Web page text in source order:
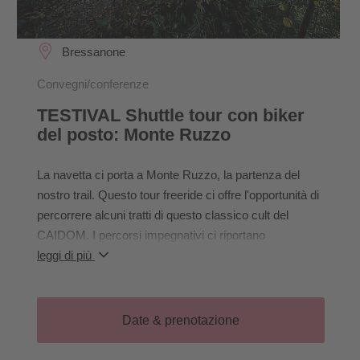
Bressanone
Convegni/conferenze
TESTIVAL Shuttle tour con biker
del posto: Monte Ruzzo
La navetta ci porta a Monte Ruzzo, la partenza del
nostro trail. Questo tour freeride ci offre l'opportunità di
percorrere alcuni tratti di questo classico cult del
CAIDOM. I percorsi impegnativi ci riportano
direttamente all'Expo e offrono un mix di passaggi con
questa avventura!
leggi di più
Date & prenotazione